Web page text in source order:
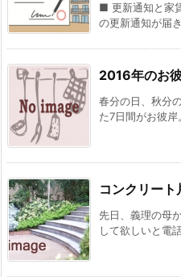
■ 更新通知と家
の更新通知が届
2016年のお
春分の日、秋分
た7日間がお彼
コンクリート
先日、義理の母
して欲しいと電